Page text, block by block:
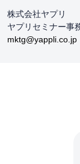
株式会社ヤプリ
ヤプリセミナー事
mktg@yappli.co.jp